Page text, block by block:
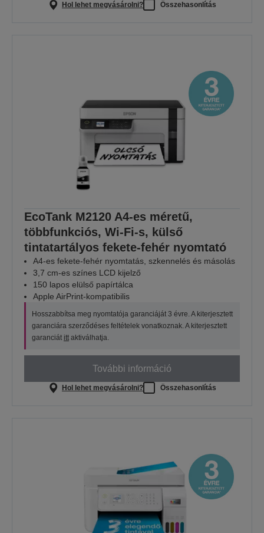
Hol lehet megvásárolni? Összehasonlítás
EcoTank M2120 A4-es méretű,
többfunkciós, Wi-Fi-s, külső
tintatartályos fekete-fehér nyomtató
A4-es fekete-fehér nyomtatás, szkennelés és másolás
3,7 cm-es színes LCD kijelző
150 lapos elülső papírtálca
Apple AirPrint-kompatibilis
Hosszabbítsa meg nyomtatója garanciáját 3 évre. A kiterjesztett
garanciára szerződéses feltételek vonatkoznak. A kiterjesztett
garanciát itt aktiválhatja.
További információ
Hol lehet megvásárolni? Összehasonlítás